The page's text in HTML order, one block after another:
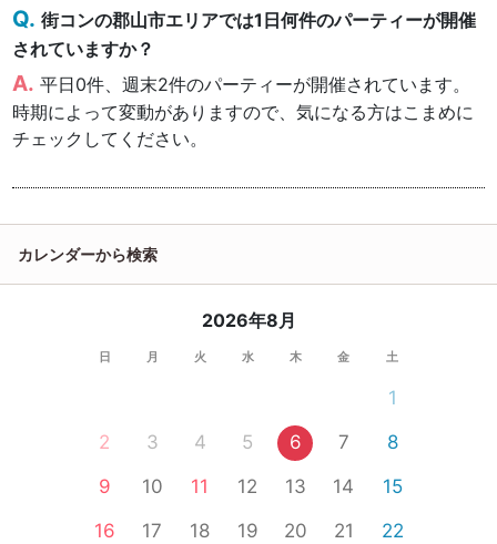
街コンの郡山市エリアでは1日何件のパーティーが開催
されていますか？
平日0件、週末2件のパーティーが開催されています。
時期によって変動がありますので、気になる方はこまめに
チェックしてください。
カレンダーから検索
2026年8月
日 月 火 水 木 金 土
1
2
3 4 5 6 7
8
9
10 11 12 13 14
15
16
17 18 19 20 21
22